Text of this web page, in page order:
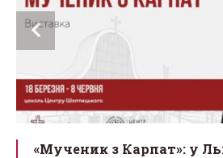
«Мученик з Карпат»: у